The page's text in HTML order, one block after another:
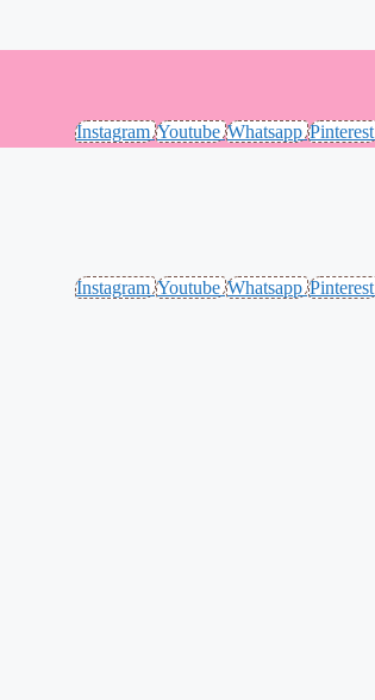
Instagram Youtube Whatsapp Pinterest
Instagram Youtube Whatsapp Pinterest